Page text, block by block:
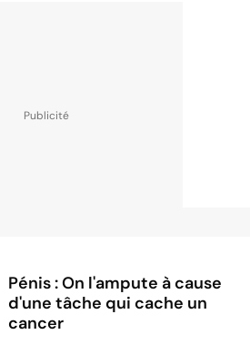
Pénis : On l'ampute à cause
d'une tâche qui cache un
cancer